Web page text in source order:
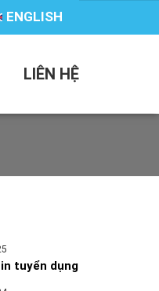
ENGLISH
LIÊN HỆ
tuyển dụng